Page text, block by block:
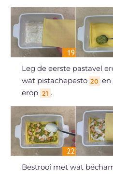
Leg de eerste pastavel
wat pistachepesto 20 en
erop 21 .
Bestrooi met wat